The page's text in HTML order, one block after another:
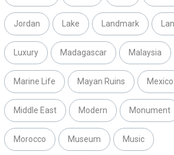
Jordan Lake Landmark
Luxury Madagascar Malaysia
Marine Life Mayan Ruins Mexico
Middle East Modern Monument
Morocco Museum Music